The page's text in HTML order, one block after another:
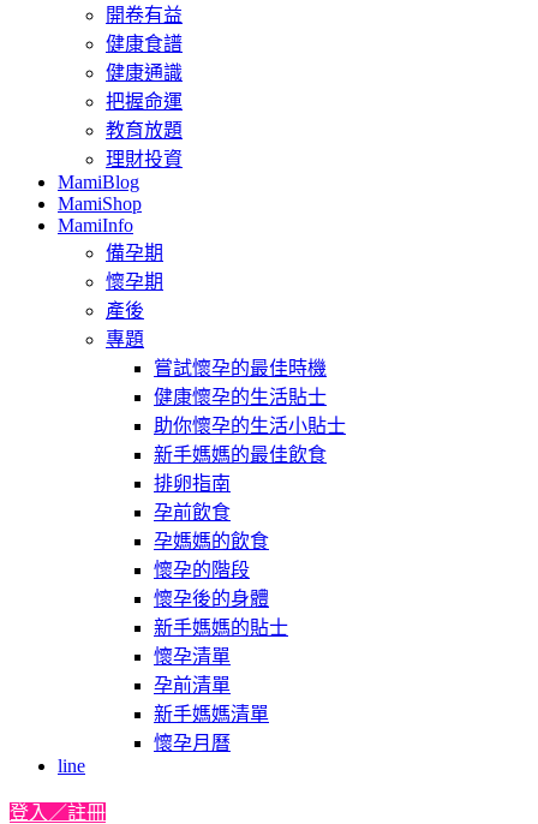
開卷有益
健康食譜
健康通識
把握命運
教育放題
理財投資
MamiBlog
MamiShop
MamiInfo
備孕期
懷孕期
產後
專題
嘗試懷孕的最佳時機
健康懷孕的生活貼士
助你懷孕的生活小貼士
新手媽媽的最佳飲食
排卵指南
孕前飲食
孕媽媽的飲食
懷孕的階段
懷孕後的身體
新手媽媽的貼士
懷孕清單
孕前清單
新手媽媽清單
懷孕月曆
line
登入／註冊